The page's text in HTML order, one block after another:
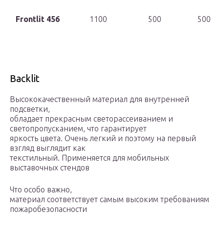
Frontlit 456 1100 500 500
Backlit
Высококачественный материал для внутренней
подсветки,
обладает прекрасным светорассеиванием и
светопропусканием, что гарантирует
яркость цвета. Очень легкий и поэтому на первый
взгляд выглядит как
текстильный. Применяется для мобильных
выставочных стендов
Что особо важно,
материал соответствует самым высоким требованиям
пожаробезопасности